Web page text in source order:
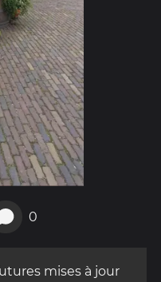
0
mises à jour